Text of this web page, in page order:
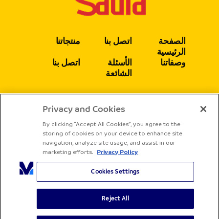
الصفحة
الرئيسية
وصفاتنا
اتصل بنا
الأسئلة
الشائعة
منتجاتنا
اتصل بنا
يتبع
جميع الحقوق محفوظة لشركة ساديا
الشروط والأحكام
سياسة الخصوصية
Privacy and Cookies
By clicking “Accept All Cookies”, you agree to the
storing of cookies on your device to enhance site
navigation, analyze site usage, and assist in our
marketing efforts. Privacy Policy
Cookies Settings
Reject All